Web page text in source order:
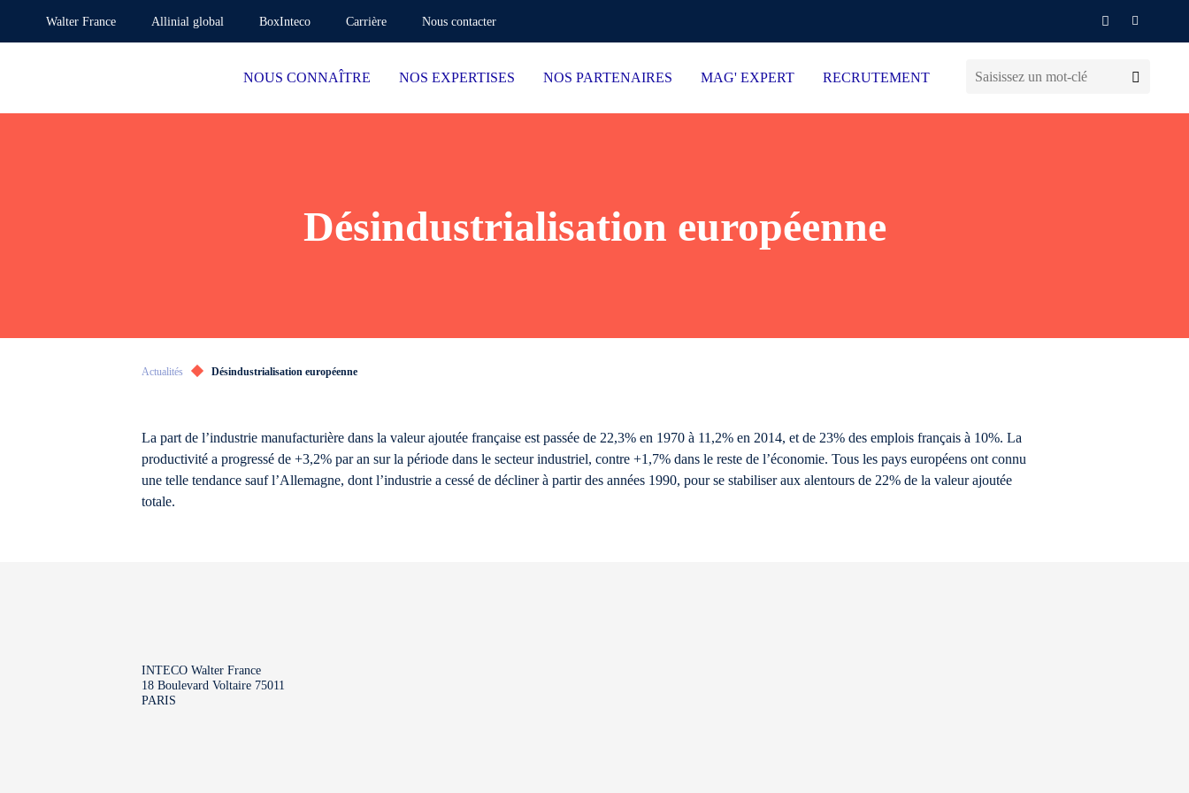
Walter France Allinial global BoxInteco Carrière Nous contacter
NOUS CONNAÎTRE NOS EXPERTISES NOS PARTENAIRES MAG' EXPERT RECRUTEMENT
Désindustrialisation européenne
Actualités Désindustrialisation européenne
La part de l’industrie manufacturière dans la valeur ajoutée française est passée de 22,3% en 1970 à 11,2% en 2014, et de 23% des emplois français à 10%. La
productivité a progressé de +3,2% par an sur la période dans le secteur industriel, contre +1,7% dans le reste de l’économie. Tous les pays européens ont connu
une telle tendance sauf l’Allemagne, dont l’industrie a cessé de décliner à partir des années 1990, pour se stabiliser aux alentours de 22% de la valeur ajoutée
totale.
INTECO Walter France
18 Boulevard Voltaire 75011
PARIS